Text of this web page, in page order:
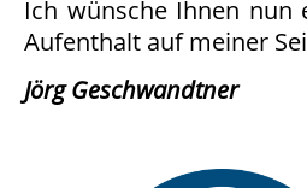
Ich wünsche Ihnen nun
Aufenthalt auf
Jörg Geschwandtner